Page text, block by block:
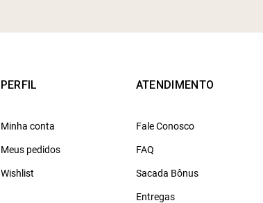
PERFIL
Minha conta
Meus pedidos
Wishlist
ATENDIMENTO
Fale Conosco
FAQ
Sacada Bônus
Entregas